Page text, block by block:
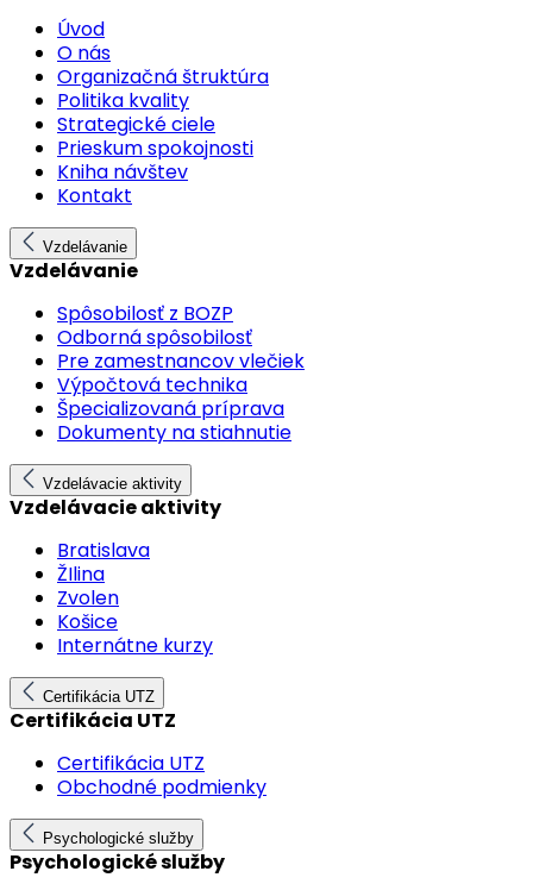
Úvod
O nás
Organizačná štruktúra
Politika kvality
Strategické ciele
Prieskum spokojnosti
Kniha návštev
Kontakt
Vzdelávanie
Vzdelávanie
Spôsobilosť z BOZP
Odborná spôsobilosť
Pre zamestnancov vlečiek
Výpočtová technika
Špecializovaná príprava
Dokumenty na stiahnutie
Vzdelávacie aktivity
Vzdelávacie aktivity
Bratislava
ŽIlina
Zvolen
Košice
Internátne kurzy
Certifikácia UTZ
Certifikácia UTZ
Certifikácia UTZ
Obchodné podmienky
Psychologické služby
Psychologické služby